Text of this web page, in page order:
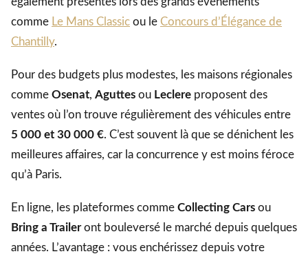
comme Le Mans Classic ou le Concours d’Élégance de
Chantilly.
Pour des budgets plus modestes, les maisons régionales
comme Osenat, Aguttes ou Leclere proposent des
ventes où l’on trouve régulièrement des véhicules entre
5 000 et 30 000 €. C’est souvent là que se dénichent les
meilleures affaires, car la concurrence y est moins féroce
qu’à Paris.
En ligne, les plateformes comme Collecting Cars ou
Bring a Traileront bouleversé le marché depuis quelques
années. L’avantage : vous enchérissez depuis votre